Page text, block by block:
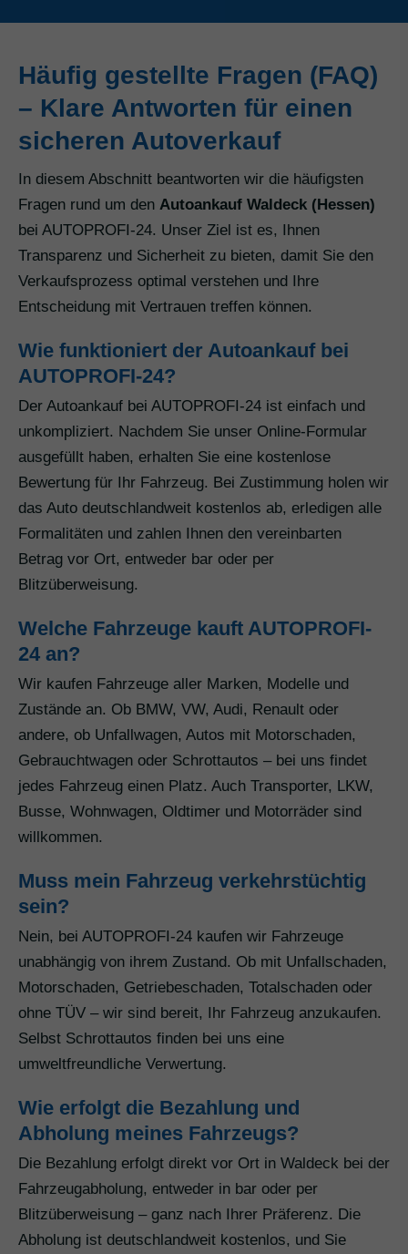
Häufig gestellte Fragen (FAQ)
– Klare Antworten für einen
sicheren Autoverkauf
In diesem Abschnitt beantworten wir die häufigsten
Fragen rund um den Autoankauf Waldeck (Hessen)
bei AUTOPROFI-24. Unser Ziel ist es, Ihnen
Transparenz und Sicherheit zu bieten, damit Sie den
Verkaufsprozess optimal verstehen und Ihre
Entscheidung mit Vertrauen treffen können.
Wie funktioniert der Autoankauf bei
AUTOPROFI-24?
Der Autoankauf bei AUTOPROFI-24 ist einfach und
unkompliziert. Nachdem Sie unser Online-Formular
ausgefüllt haben, erhalten Sie eine kostenlose
Bewertung für Ihr Fahrzeug. Bei Zustimmung holen wir
das Auto deutschlandweit kostenlos ab, erledigen alle
Formalitäten und zahlen Ihnen den vereinbarten
Betrag vor Ort, entweder bar oder per
Blitzüberweisung.
Welche Fahrzeuge kauft AUTOPROFI-
24 an?
Wir kaufen Fahrzeuge aller Marken, Modelle und
Zustände an. Ob BMW, VW, Audi, Renault oder
andere, ob Unfallwagen, Autos mit Motorschaden,
Gebrauchtwagen oder Schrottautos – bei uns findet
jedes Fahrzeug einen Platz. Auch Transporter, LKW,
Busse, Wohnwagen, Oldtimer und Motorräder sind
willkommen.
Muss mein Fahrzeug verkehrstüchtig
sein?
Nein, bei AUTOPROFI-24 kaufen wir Fahrzeuge
unabhängig von ihrem Zustand. Ob mit Unfallschaden,
Motorschaden, Getriebeschaden, Totalschaden oder
ohne TÜV – wir sind bereit, Ihr Fahrzeug anzukaufen.
Selbst Schrottautos finden bei uns eine
umweltfreundliche Verwertung.
Wie erfolgt die Bezahlung und
Abholung meines Fahrzeugs?
Die Bezahlung erfolgt direkt vor Ort in Waldeck bei der
Fahrzeugabholung, entweder in bar oder per
Blitzüberweisung – ganz nach Ihrer Präferenz. Die
Abholung ist deutschlandweit kostenlos, und Sie